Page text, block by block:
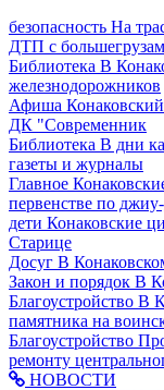
безопасность На
ДТП с
Библиотека В
железнодорожников
Афиша
ДК "Современник
Библиотека В дни
газеты и журналы
Главное
первенстве по
дети Конаковские
Старице
Досуг В
Закон и порядок В
Благоустройство В
памятника на
Благоустройство
ремонту
НОВОСТИ